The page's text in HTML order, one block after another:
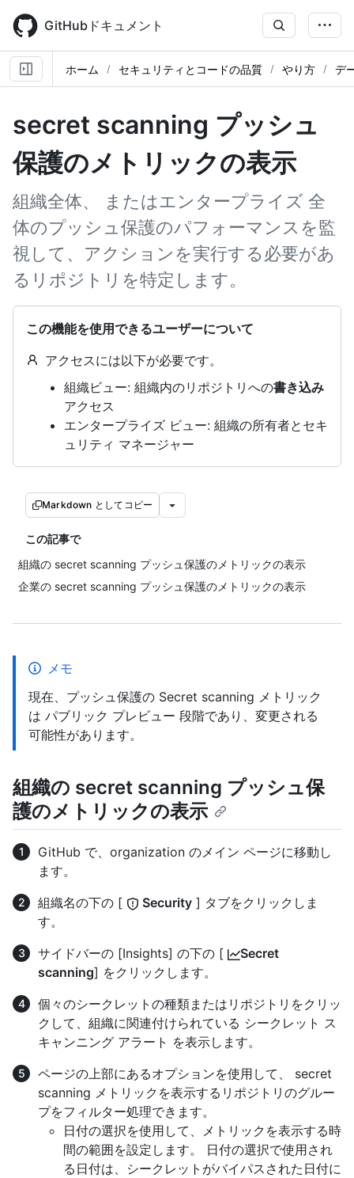
main
content
GitHubドキュメント
ホーム セキュリティとコードの品質 やり方 デ
secret scanning プッシュ
保護のメトリックの表示
組織全体、 またはエンタープライズ 全
体のプッシュ保護のパフォーマンスを監
視して、アクションを実行する必要があ
るリポジトリを特定します。
この機能を使用できるユーザーについて
アクセスには以下が必要です。
組織ビュー: 組織内のリポジトリへの書き込み
アクセス
エンタープライズ ビュー: 組織の所有者とセキ
ュリティ マネージャー
Markdown としてコピー
この記事で
組織の secret scanning プッシュ保護のメトリックの表示
企業の secret scanning プッシュ保護のメトリックの表示
メモ
現在、プッシュ保護の Secret scanning メトリック
は パブリック プレビュー 段階であり、変更される
可能性があります。
組織の secret scanning プッシュ保
護のメトリックの表示
GitHub で、organization のメイン ページに移動し
ます。
組織名の下の [
Security ] タブをクリックしま
す。
サイドバーの [Insights] の下の [
Secret
scanning] をクリックします。
個々のシークレットの種類またはリポジトリをクリッ
クして、組織に関連付けられている シークレット ス
キャンニング アラート を表示します。
ページの上部にあるオプションを使用して、 secret
scanning メトリックを表示するリポジトリのグルー
プをフィルター処理できます。
日付の選択を使用して、メトリックを表示する時
間の範囲を設定します。 日付の選択で使用され
る日付は、シークレットがバイパスされた日付に